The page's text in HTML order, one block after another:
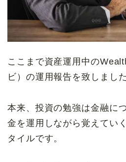
ここまで資産運用中の
ビ）の運用報告を致しました
本来、投資の勉強は金融に
金を運用しながら覚えてい
タイルです。